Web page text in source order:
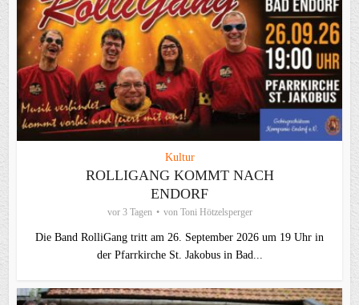
Kultur
ROLLIGANG KOMMT NACH
ENDORF
vor 3 Tagen von Toni Hötzelsperger
Die Band RolliGang tritt am 26. September 2026 um 19 Uhr in
der Pfarrkirche St. Jakobus in Bad...